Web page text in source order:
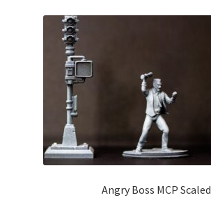
Wishlist
Angry Boss MCP Scaled